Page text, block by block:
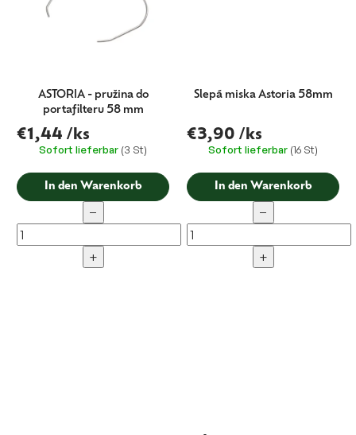
ASTORIA - pružina do
portafilteru 58 mm
€1,44 /ks
Sofort lieferbar (3 St)
In den Warenkorb
−
+
Slepá miska Astoria 58mm
€3,90 /ks
Sofort lieferbar (16 St)
In den Warenkorb
−
+